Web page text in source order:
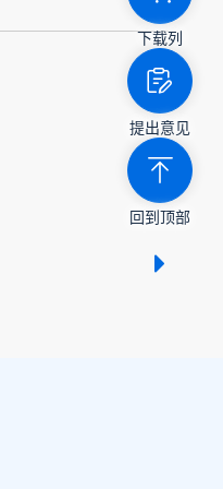
下载列
提出意见
回到顶部